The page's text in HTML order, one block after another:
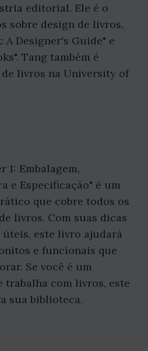
editorial. Ele é o
sobre design de livros,
Designer's Guide" e
Tang também é
livros na University of
1: Embalagem,
e Especificação" é um
que cobre todos os
livros. Com suas dicas
este livro ajudará
e funcionais que
Se você é um
trabalha com livros, este
sua biblioteca.